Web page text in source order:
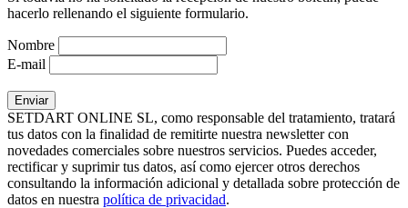
hacerlo rellenando el siguiente formulario.
Nombre
E-mail
SETDART ONLINE SL, como responsable del tratamiento, tratará
tus datos con la finalidad de remitirte nuestra newsletter con
novedades comerciales sobre nuestros servicios. Puedes acceder,
rectificar y suprimir tus datos, así como ejercer otros derechos
consultando la información adicional y detallada sobre protección de
datos en nuestra política de privacidad.